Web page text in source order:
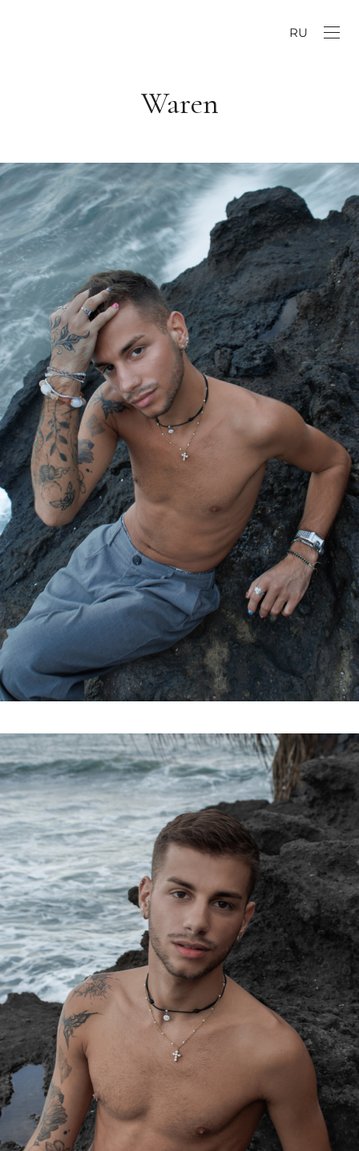
RU
Waren